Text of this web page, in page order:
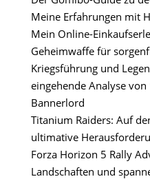
Meine Erfahrungen mit
Mein Online-
Geheimwaffe für
Kriegsführung und
eingehende Analyse
Bannerlord
Titanium Raiders: Auf
ultimative
Forza Horizon 5 Rally
Landschaften und